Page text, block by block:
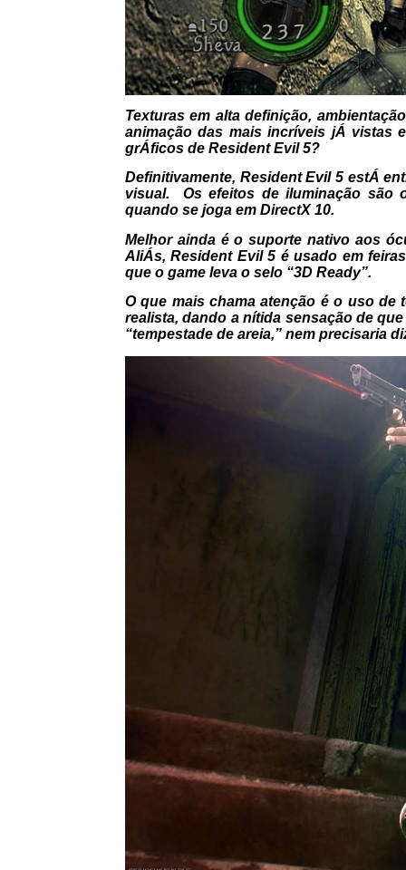
Texturas em alta definição,
animação das mais incríveis jÁ vistas
grÁficos de Resident Evil 5?
Definitivamente, Resident Evil 5 estÁ
visual. Os efeitos de iluminação são
quando se joga em DirectX 10.
Melhor ainda é o suporte nativo aos
AliÁs, Resident Evil 5 é usado em
que o game leva o selo “3D Ready”.
O que mais chama atenção é o uso
realista, dando a nítida sensação de
“tempestade de areia,” nem precisaria